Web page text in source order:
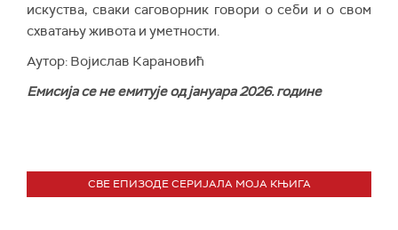
искуства, сваки саговорник говори о себи и о свом
схватању живота и уметности.
Аутор: Војислав Карановић
Емисија се не емитује од јануара 2026. године
СВЕ ЕПИЗОДЕ СЕРИЈАЛА МОЈА КЊИГА